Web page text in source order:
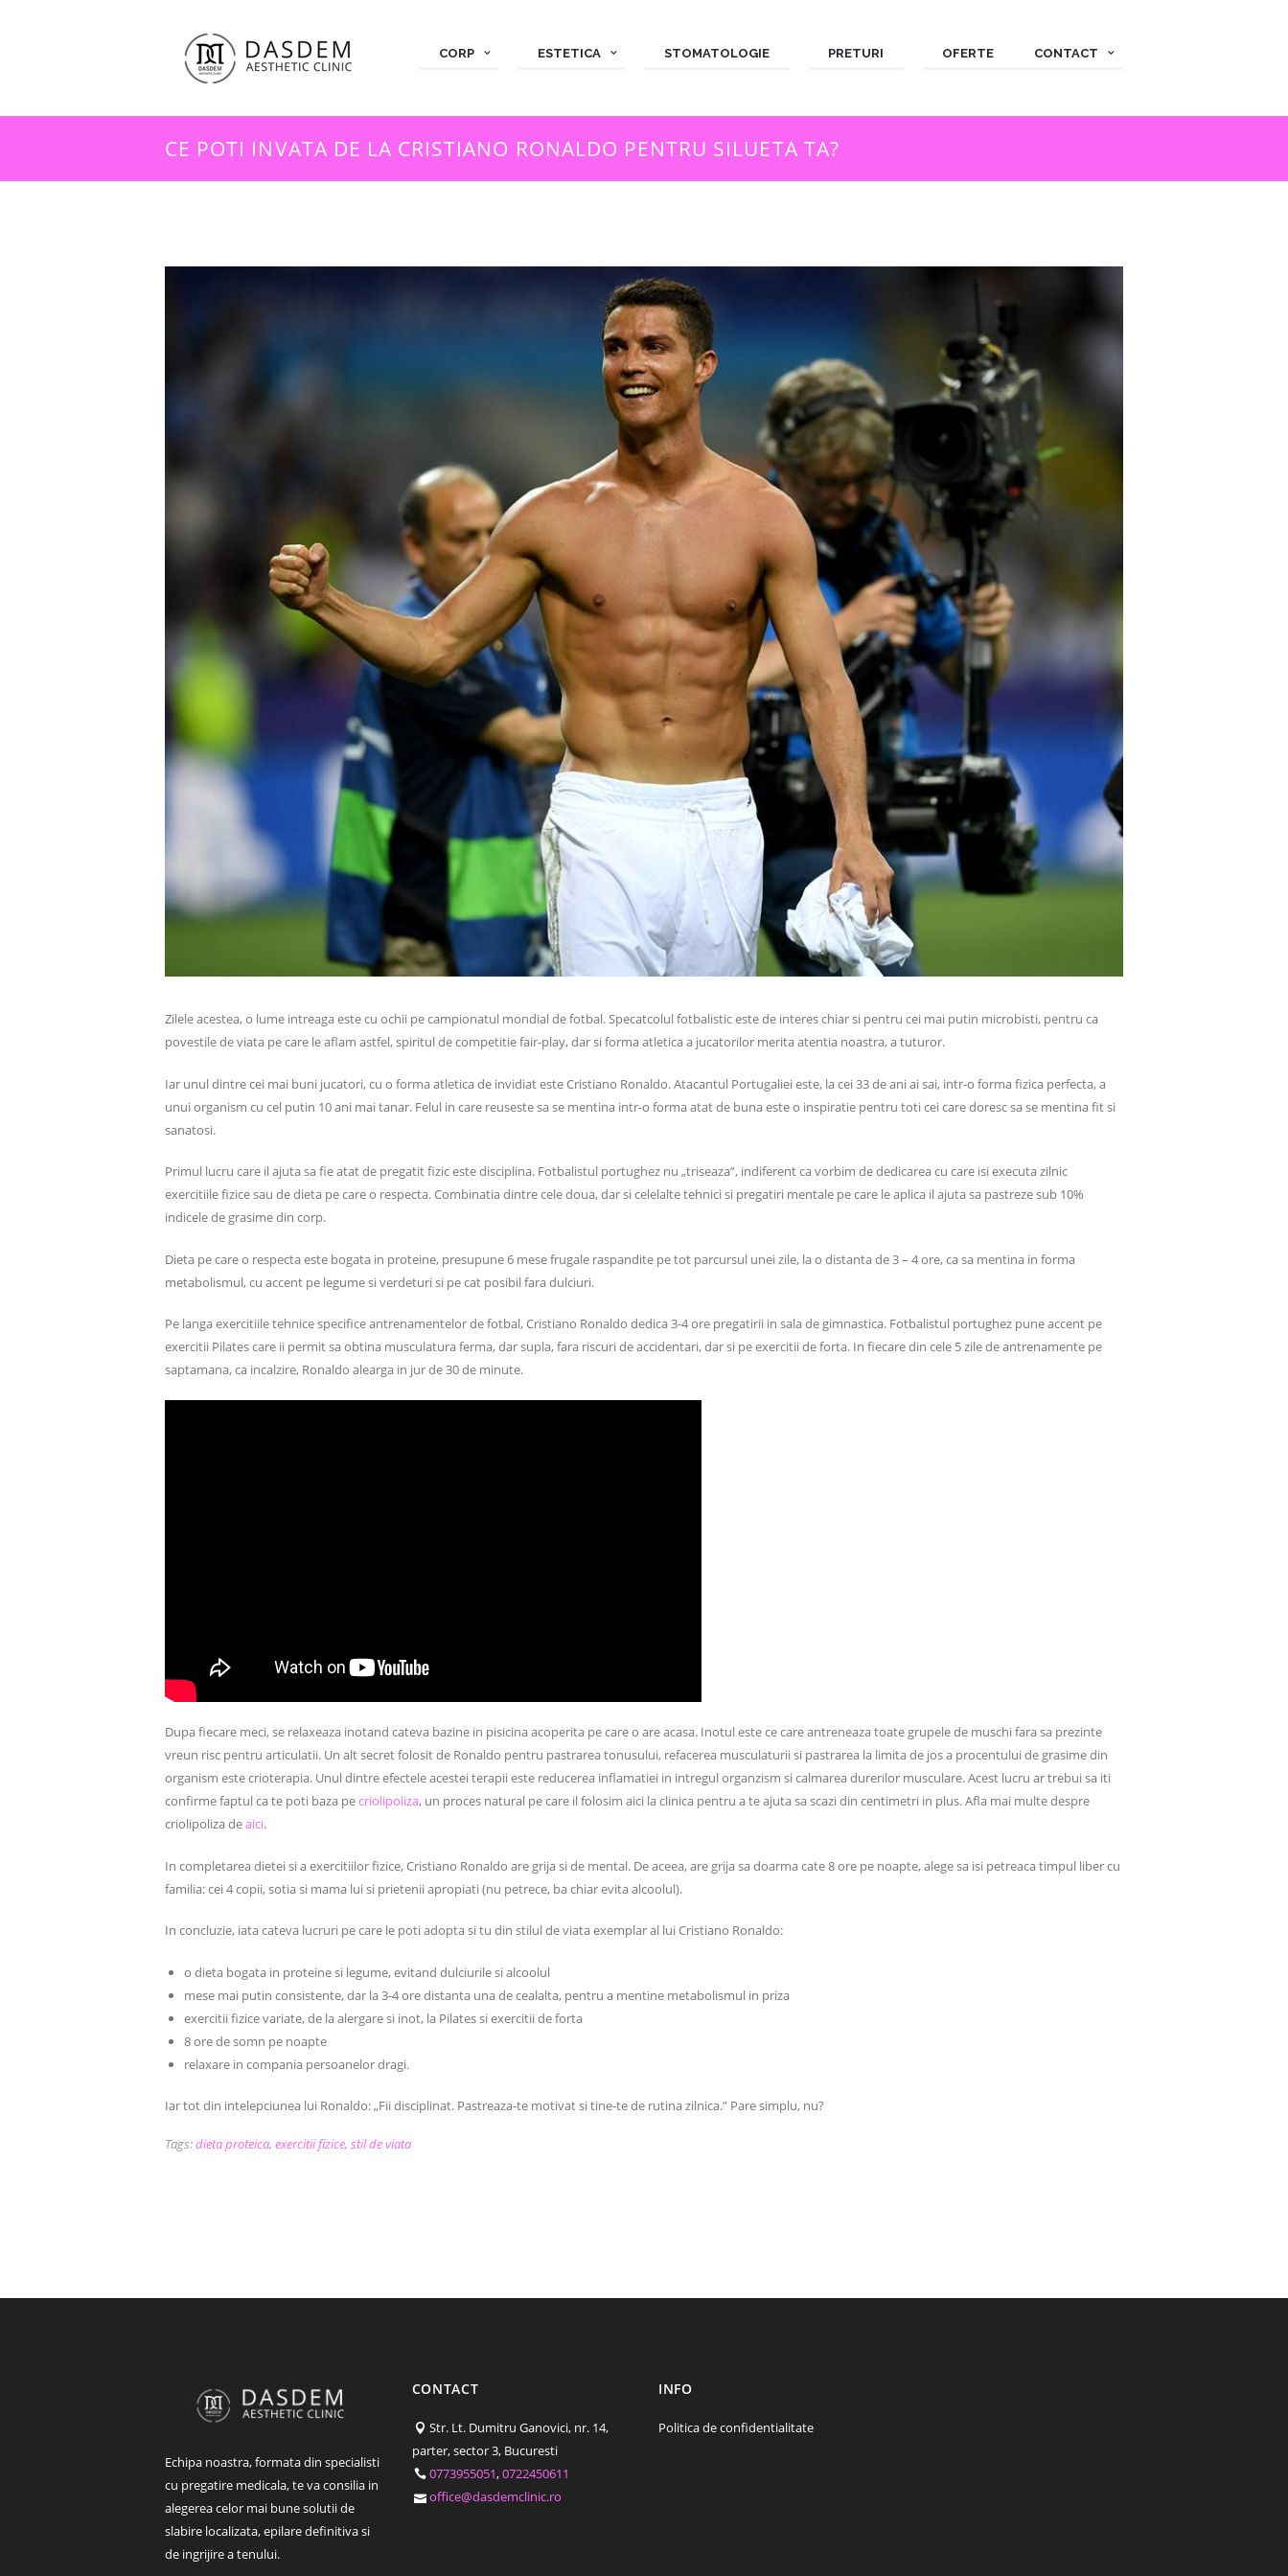
CORP ESTETICA STOMATOLOGIE PRETURI OFERTE CONTACT
CE POTI INVATA DE LA CRISTIANO RONALDO PENTRU SILUETA TA?
Zilele acestea, o lume intreaga este cu ochii pe campionatul mondial de fotbal. Specatcolul fotbalistic este de interes chiar si pentru cei mai putin microbisti, pentru ca
povestile de viata pe care le aflam astfel, spiritul de competitie fair-play, dar si forma atletica a jucatorilor merita atentia noastra, a tuturor.
Iar unul dintre cei mai buni jucatori, cu o forma atletica de invidiat este Cristiano Ronaldo. Atacantul Portugaliei este, la cei 33 de ani ai sai, intr-o forma fizica perfecta, a
unui organism cu cel putin 10 ani mai tanar. Felul in care reuseste sa se mentina intr-o forma atat de buna este o inspiratie pentru toti cei care doresc sa se mentina fit si
sanatosi.
Primul lucru care il ajuta sa fie atat de pregatit fizic este disciplina. Fotbalistul portughez nu „triseaza”, indiferent ca vorbim de dedicarea cu care isi executa zilnic
exercitiile fizice sau de dieta pe care o respecta. Combinatia dintre cele doua, dar si celelalte tehnici si pregatiri mentale pe care le aplica il ajuta sa pastreze sub 10%
indicele de grasime din corp.
Dieta pe care o respecta este bogata in proteine, presupune 6 mese frugale raspandite pe tot parcursul unei zile, la o distanta de 3 – 4 ore, ca sa mentina in forma
metabolismul, cu accent pe legume si verdeturi si pe cat posibil fara dulciuri.
Pe langa exercitiile tehnice specifice antrenamentelor de fotbal, Cristiano Ronaldo dedica 3-4 ore pregatirii in sala de gimnastica. Fotbalistul portughez pune accent pe
exercitii Pilates care ii permit sa obtina musculatura ferma, dar supla, fara riscuri de accidentari, dar si pe exercitii de forta. In fiecare din cele 5 zile de antrenamente pe
saptamana, ca incalzire, Ronaldo alearga in jur de 30 de minute.
Dupa fiecare meci, se relaxeaza inotand cateva bazine in pisicina acoperita pe care o are acasa. Inotul este ce care antreneaza toate grupele de muschi fara sa prezinte
vreun risc pentru articulatii. Un alt secret folosit de Ronaldo pentru pastrarea tonusului, refacerea musculaturii si pastrarea la limita de jos a procentului de grasime din
organism este crioterapia. Unul dintre efectele acestei terapii este reducerea inflamatiei in intregul organzism si calmarea durerilor musculare. Acest lucru ar trebui sa iti
confirme faptul ca te poti baza pecriolipoliza, un proces natural pe care il folosim aici la clinica pentru a te ajuta sa scazi din centimetri in plus. Afla mai multe despre
criolipoliza deaici.
In completarea dietei si a exercitiilor fizice, Cristiano Ronaldo are grija si de mental. De aceea, are grija sa doarma cate 8 ore pe noapte, alege sa isi petreaca timpul liber cu
familia: cei 4 copii, sotia si mama lui si prietenii apropiati (nu petrece, ba chiar evita alcoolul).
In concluzie, iata cateva lucruri pe care le poti adopta si tu din stilul de viata exemplar al lui Cristiano Ronaldo:
o dieta bogata in proteine si legume, evitand dulciurile si alcoolul
mese mai putin consistente, dar la 3-4 ore distanta una de cealalta, pentru a mentine metabolismul in priza
exercitii fizice variate, de la alergare si inot, la Pilates si exercitii de forta
8 ore de somn pe noapte
relaxare in compania persoanelor dragi.
Iar tot din intelepciunea lui Ronaldo: „Fii disciplinat. Pastreaza-te motivat si tine-te de rutina zilnica.” Pare simplu, nu?
Tags:dieta proteica, exercitii fizice, stil de viata
Echipa noastra, formata din specialisti
cu pregatire medicala, te va consilia in
alegerea celor mai bune solutii de
slabire localizata, epilare definitiva si
de ingrijire a tenului.
CONTACT
Str. Lt. Dumitru Ganovici, nr. 14,
parter, sector 3, Bucuresti
0773955051,0722450611
office@dasdemclinic.ro
INFO
Politica de confidentialitate